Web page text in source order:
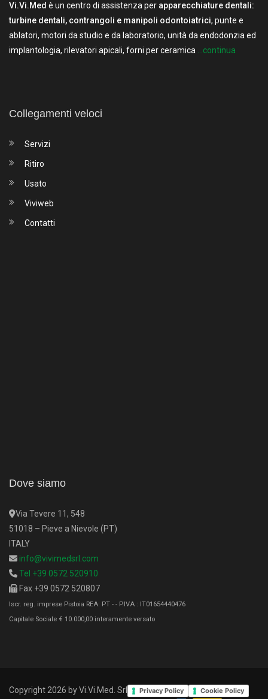
Vi.Vi.Med è un centro di assistenza per apparecchiature dentali:
turbine dentali, contrangoli e manipoli odontoiatrici, punte e
ablatori, motori da studio e da laboratorio, unità da endodonzia ed
implantologia, rilevatori apicali, forni per ceramica ...continua
Collegamenti veloci
Servizi
Ritiro
Usato
Viviweb
Contatti
Dove siamo
Via Tevere 11, 548
51018 – Pieve a Nievole (PT)
ITALY
info@vivimedsrl.com
Tel +39 0572 520910
Fax +39 0572 520807
Iscr. reg. imprese Pistoia REA: PT - - P.IVA : IT01654440476
Capitale Sociale € 10.000,00 interamente versato
Copyright 2026 by Vi.Vi.Med. Srl Privacy Policy Cookie Policy